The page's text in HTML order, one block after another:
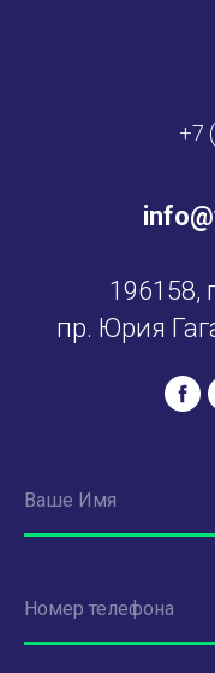
+7
196158,
пр. Юрия
Ваше Имя
Номер телефона